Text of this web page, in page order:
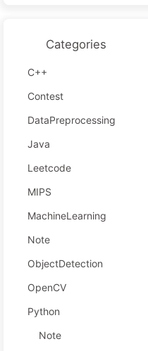
Categories
C++
Contest
DataPreprocessing
Java
Leetcode
MIPS
MachineLearning
Note
ObjectDetection
OpenCV
Python
Note